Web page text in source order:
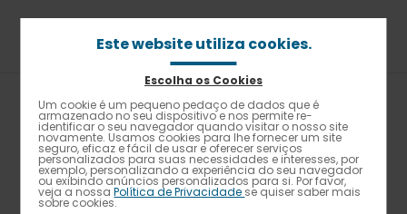
para
Alto contraste
Navegação
estrutural
Home Carreira
Ofertas de emprego
CHEFE DE COZINHA (M/F) | BRAGA
PUBLISHED ON 30 JUN. 2026
Elior
Este website utiliza cookies.
Escolha os Cookies
Um cookie é um pequeno pedaço de dados que é
armazenado no seu dispositivo e nos permite re-
identificar o seu navegador quando visitar o nosso site
novamente. Usamos cookies para lhe fornecer um site
seguro, eficaz e fácil de usar e oferecer serviços
personalizados para suas necessidades e interesses, por
exemplo, personalizando a experiência do seu navegador
ou exibindo anúncios personalizados para si. Por favor,
veja a nossaPolítica de Privacidade se quiser saber mais
sobre cookies.